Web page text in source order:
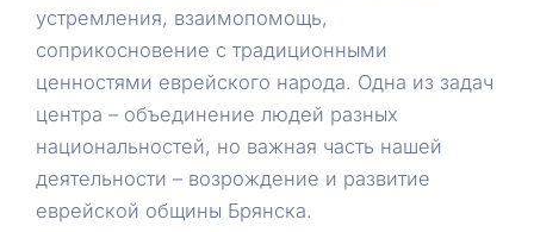
устремления, взаимопомощь,
соприкосновение с традиционными
ценностями еврейского народа. Одна из задач
центра – объединение людей разных
национальностей, но важная часть нашей
деятельности – возрождение и развитие
еврейской общины Брянска.